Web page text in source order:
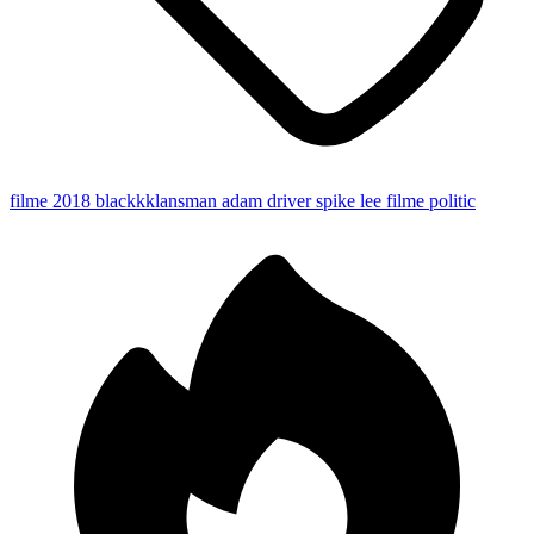
filme 2018 blackkklansman adam driverspike lee filme politic